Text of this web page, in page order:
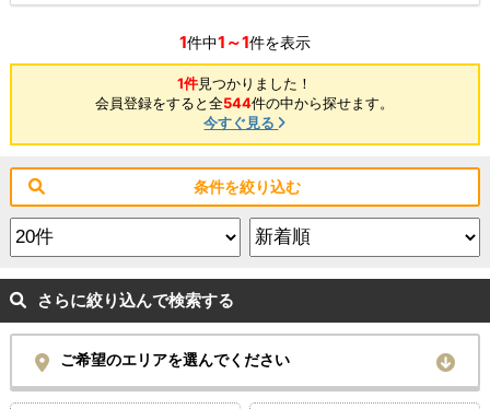
1件中1～1件を表示
1件見つかりました！
会員登録をすると全544件の中から探せます。
今すぐ見る
条件を絞り込む
さらに絞り込んで検索する
ご希望のエリアを選んでください